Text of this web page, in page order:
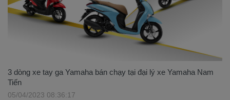
3 dòng xe tay ga Yamaha bán chạy tại đại lý xe Yamaha Nam
Tiến
05/04/2023 08:36:17